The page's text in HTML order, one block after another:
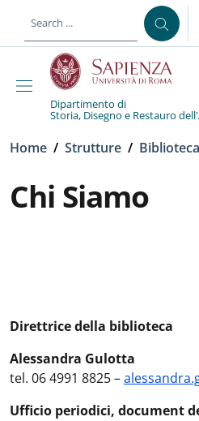
Dipartimento di
Storia, Disegno e Restauro
Breadcrumb
Home / Strutture / Biblioteca
Chi Siamo
Direttrice della biblioteca
Alessandra Gulotta
tel. 06 4991 8825 –
Ufficio periodici, document